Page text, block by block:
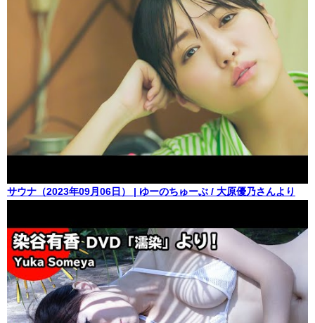
サウナ（2023年09月06日） | ゆーのちゅーぶ / 大原優乃さんより